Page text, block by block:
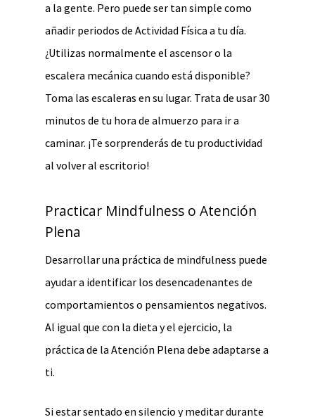
a la gente. Pero puede ser tan simple como
añadir periodos de Actividad Física a tu día.
¿Utilizas normalmente el ascensor o la
escalera mecánica cuando está disponible?
Toma las escaleras en su lugar. Trata de usar 30
minutos de tu hora de almuerzo para ir a
caminar. ¡Te sorprenderás de tu productividad
al volver al escritorio!
Practicar Mindfulness o Atención
Plena
Desarrollar una práctica de mindfulness puede
ayudar a identificar los desencadenantes de
comportamientos o pensamientos negativos.
Al igual que con la dieta y el ejercicio, la
práctica de la Atención Plena debe adaptarse a
ti.
Si estar sentado en silencio y meditar durante